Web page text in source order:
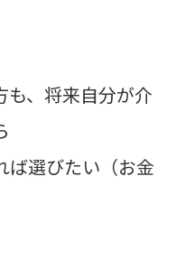
も、将来自分が介
ば選びたい（お金